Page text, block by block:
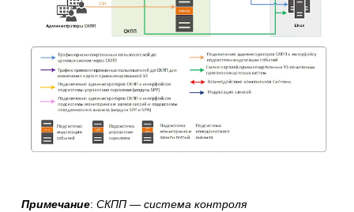
Примечание: СКПП — система контроля